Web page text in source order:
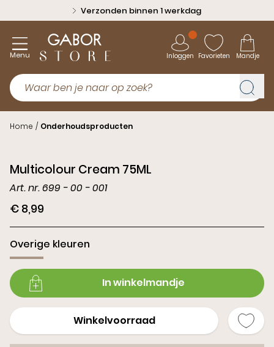
Verzonden binnen 1 werkdag
Menu Inloggen Favorieten Mandje
Home / Onderhoudsproducten
Multicolour Cream 75ML
Art. nr. 699 - 00 - 001
€ 8,99
Overige kleuren
In winkelmandje
Winkelvoorraad